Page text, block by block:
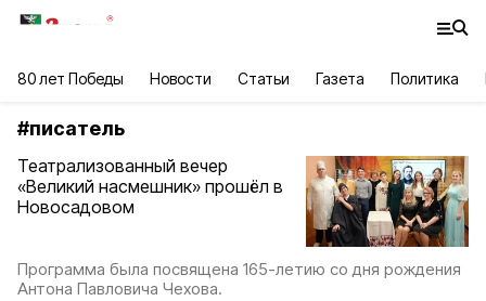
80 лет Победы Новости Статьи Газета Политика
#писатель
Театрализованный вечер
«Великий насмешник» прошёл в
Новосадовом
Программа была посвящена 165-летию со дня рождения
Антона Павловича Чехова.